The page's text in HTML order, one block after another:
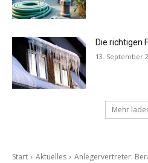
Die richtigen
13. September
Mehr